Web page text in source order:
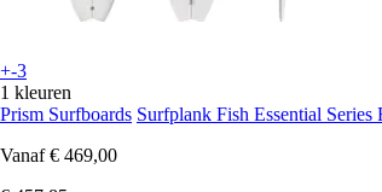
+-3
1 kleuren
Prism Surfboards Surfplank Fish Essential Series
Vanaf € 469,00